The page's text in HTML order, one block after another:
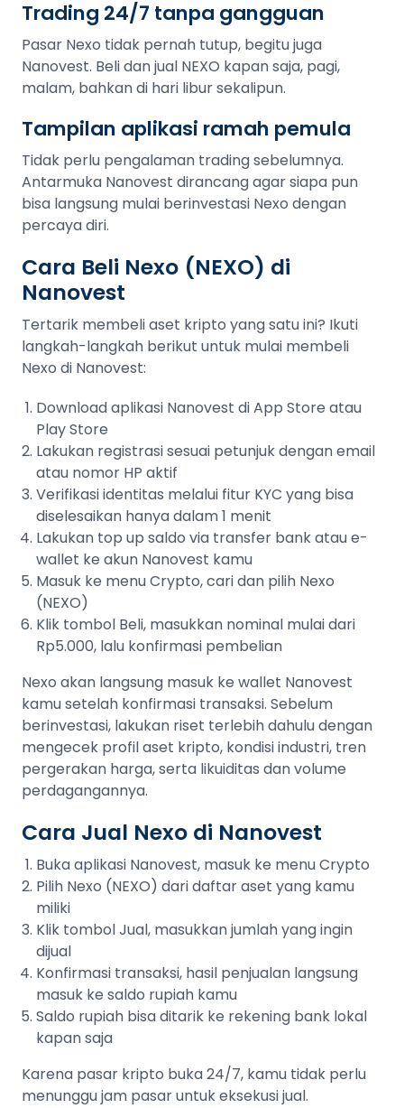
Trading 24/7 tanpa gangguan
Pasar Nexo tidak pernah tutup, begitu juga
Nanovest. Beli dan jual NEXO kapan saja, pagi,
malam, bahkan di hari libur sekalipun.
Tampilan aplikasi ramah pemula
Tidak perlu pengalaman trading sebelumnya.
Antarmuka Nanovest dirancang agar siapa pun
bisa langsung mulai berinvestasi Nexo dengan
percaya diri.
Cara Beli Nexo (NEXO) di
Nanovest
Tertarik membeli aset kripto yang satu ini? Ikuti
langkah-langkah berikut untuk mulai membeli
Nexo di Nanovest:
Download aplikasi Nanovest di App Store atau
Play Store
Lakukan registrasi sesuai petunjuk dengan email
atau nomor HP aktif
Verifikasi identitas melalui fitur KYC yang bisa
diselesaikan hanya dalam 1 menit
Lakukan top up saldo via transfer bank atau e-
wallet ke akun Nanovest kamu
Masuk ke menu Crypto, cari dan pilih Nexo
(NEXO)
Klik tombol Beli, masukkan nominal mulai dari
Rp5.000, lalu konfirmasi pembelian
Nexo akan langsung masuk ke wallet Nanovest
kamu setelah konfirmasi transaksi. Sebelum
berinvestasi, lakukan riset terlebih dahulu dengan
mengecek profil aset kripto, kondisi industri, tren
pergerakan harga, serta likuiditas dan volume
perdagangannya.
Cara Jual Nexo di Nanovest
Buka aplikasi Nanovest, masuk ke menu Crypto
Pilih Nexo (NEXO) dari daftar aset yang kamu
miliki
Klik tombol Jual, masukkan jumlah yang ingin
dijual
Konfirmasi transaksi, hasil penjualan langsung
masuk ke saldo rupiah kamu
Saldo rupiah bisa ditarik ke rekening bank lokal
kapan saja
Karena pasar kripto buka 24/7, kamu tidak perlu
menunggu jam pasar untuk eksekusi jual.